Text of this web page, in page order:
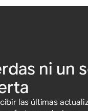
ni un
las últimas